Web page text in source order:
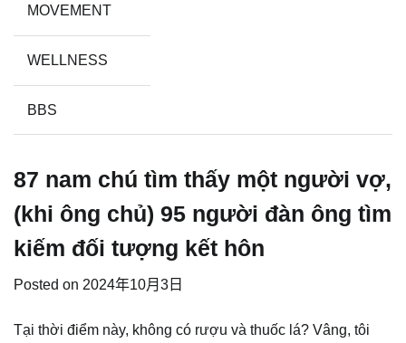
MOVEMENT
WELLNESS
BBS
87 nam chú tìm thấy một người vợ,
(khi ông chủ) 95 người đàn ông tìm
kiếm đối tượng kết hôn
Posted on 2024年10月3日
Tại thời điểm này, không có rượu và thuốc lá? Vâng, tôi